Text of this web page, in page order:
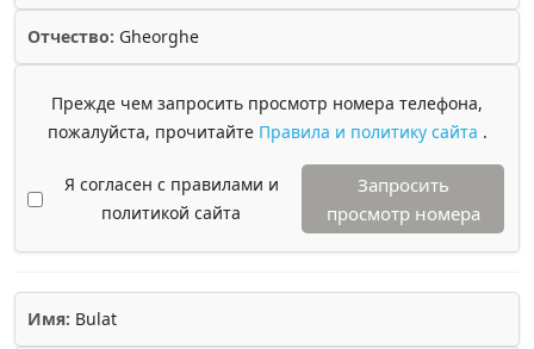
Отчество: Gheorghe
Прежде чем запросить просмотр номера телефона,
пожалуйста, прочитайте Правила и политику сайта .
Я согласен с правилами и
политикой сайта
Запросить
просмотр номера
Имя: Bulat